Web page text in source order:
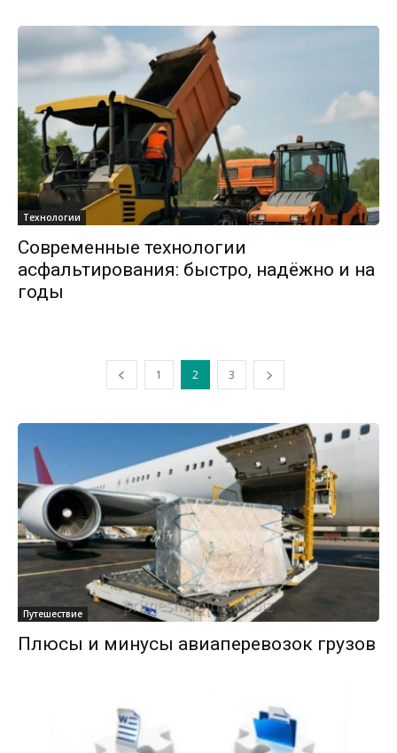
Технологии
Современные технологии
асфальтирования: быстро, надёжно и на
годы
1 2 3
Путешествие
Плюсы и минусы авиаперевозок грузов